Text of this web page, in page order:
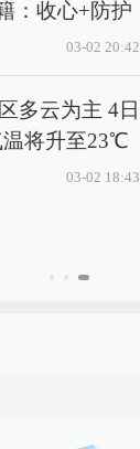
：收心+防护
03-02 20:42
多云为主 4日
温将升至23℃
03-02 18:43